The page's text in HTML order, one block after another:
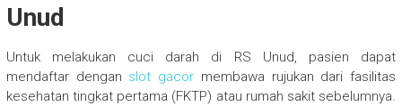
Unud
Untuk melakukan cuci darah di RS Unud, pasien dapat
mendaftar dengan slot gacor membawa rujukan dari fasilitas
kesehatan tingkat pertama (FKTP) atau rumah sakit sebelumnya.